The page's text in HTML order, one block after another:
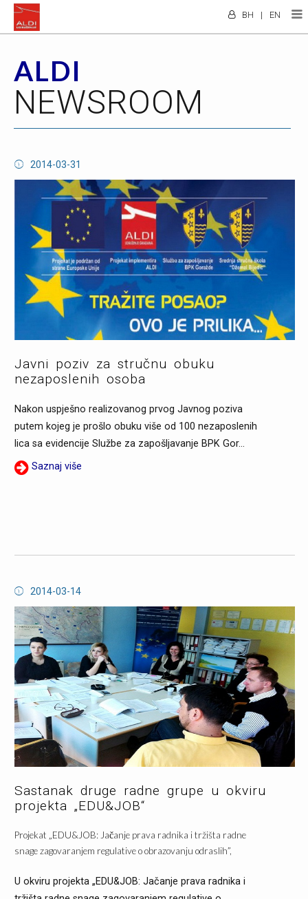
EN
|
BH
ALDI
NEWSROOM
2014-03-31
Javni poziv za stručnu obuku
nezaposlenih osoba
Nakon uspješno realizovanog prvog Javnog poziva
putem kojeg je prošlo obuku više od 100 nezaposlenih
lica sa evidencije Službe za zapošljavanje BPK Gor...
Saznaj više
2014-03-14
Sastanak druge radne grupe u okviru
projekta „EDU&JOB“
Projekat „EDU&JOB: Jačanje prava radnika i tržišta radne
snage zagovaranjem regulative o obrazovanju odraslih”,
U okviru projekta „EDU&JOB: Jačanje prava radnika i